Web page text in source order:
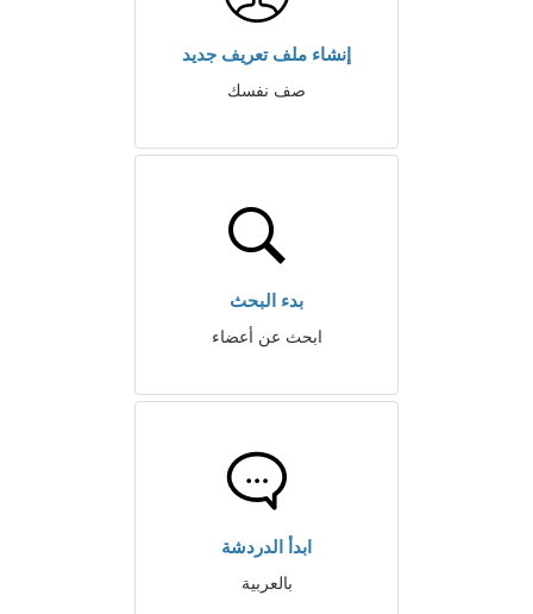
إنشاء ملف تعريف جديد
صف نفسك
بدء البحث
ابحث عن أعضاء
ابدأ الدردشة
بالعربية